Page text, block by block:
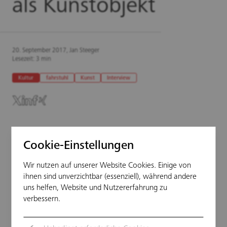
Cookie-Einstellungen
Wir nutzen auf unserer Website Cookies. Einige von
ihnen sind unverzichtbar (essenziell), während andere
uns helfen, Website und Nutzererfahrung zu
verbessern.
als Kunstobjekt
20. September 2017, Jan Steeger
Lesezeit: 3 min
Kultur fahrstuhl Kunst Interview
Aufzugfilmer filmen gewöhnlich in der
Kabine. Die Künstlerin Christine
Wassermann filmt aus der Kabine
heraus. In ihrer Ausstellung "auf zu [G]",
die am 20. September in Kassel eröffnet